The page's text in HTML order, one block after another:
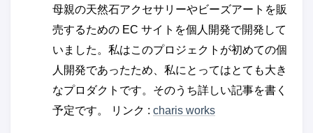
母親の天然石アクセサリーやビーズアートを販
売するための EC サイトを個人開発で開発して
いました。私はこのプロジェクトが初めての個
人開発であったため、私にとってはとても大き
なプロダクトです。そのうち詳しい記事を書く
予定です。 リンク : charis works